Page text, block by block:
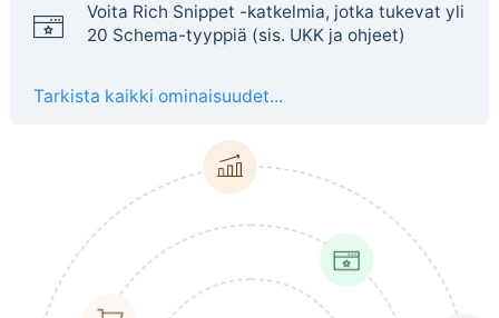
Voita Rich Snippet -katkelmia, jotka tukevat yli
20 Schema-tyyppiä (sis. UKK ja ohjeet)
Tarkista kaikki ominaisuudet...